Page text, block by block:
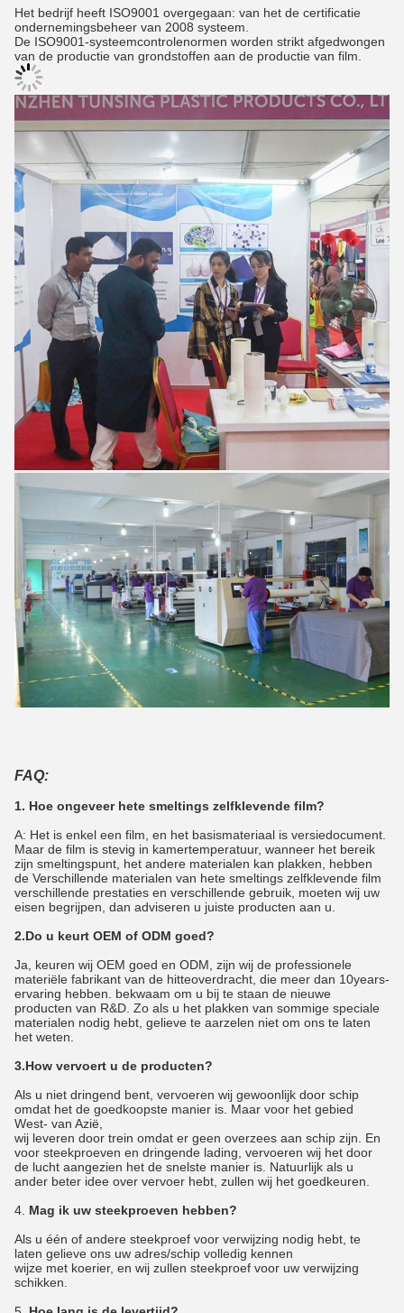
Het bedrijf heeft ISO9001 overgegaan: van het de certificatie
ondernemingsbeheer van 2008 systeem.
De ISO9001-systeemcontrolenormen worden strikt afgedwongen
van de productie van grondstoffen aan de productie van film.
FAQ:
1. Hoe ongeveer hete smeltings zelfklevende film?
A: Het is enkel een film, en het basismateriaal is versiedocument.
Maar de film is stevig in kamertemperatuur, wanneer het bereik
zijn smeltingspunt, het andere materialen kan plakken, hebben
de Verschillende materialen van hete smeltings zelfklevende film
verschillende prestaties en verschillende gebruik, moeten wij uw
eisen begrijpen, dan adviseren u juiste producten aan u.
2.Do u keurt OEM of ODM goed?
Ja, keuren wij OEM goed en ODM, zijn wij de professionele
materiële fabrikant van de hitteoverdracht, die meer dan 10years-
ervaring hebben. bekwaam om u bij te staan de nieuwe
producten van R&D. Zo als u het plakken van sommige speciale
materialen nodig hebt, gelieve te aarzelen niet om ons te laten
het weten.
3.How vervoert u de producten?
Als u niet dringend bent, vervoeren wij gewoonlijk door schip
omdat het de goedkoopste manier is. Maar voor het gebied
West- van Azië,
wij leveren door trein omdat er geen overzees aan schip zijn. En
voor steekproeven en dringende lading, vervoeren wij het door
de lucht aangezien het de snelste manier is. Natuurlijk als u
ander beter idee over vervoer hebt, zullen wij het goedkeuren.
4. Mag ik uw steekproeven hebben?
Als u één of andere steekproef voor verwijzing nodig hebt, te
laten gelieve ons uw adres/schip volledig kennen
wijze met koerier, en wij zullen steekproef voor uw verwijzing
schikken.